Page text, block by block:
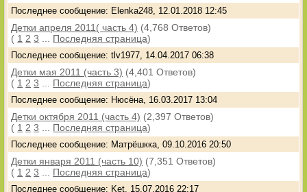
Последнее сообщение: Elenka248, 12.01.2018 12:45
Детки апреля 2011( часть 4) (4,768 Ответов)
( 1 2 3 Последняя страница)
Последнее сообщение: tlv1977, 14.04.2017 06:38
Детки мая 2011 (часть 3) (4,401 Ответов)
( 1 2 3 Последняя страница)
Последнее сообщение: Нюсёна, 16.03.2017 13:04
Детки октября 2011 (часть 4) (2,397 Ответов)
( 1 2 3 Последняя страница)
Последнее сообщение: Матрёшкка, 09.10.2016 20:50
Детки января 2011 (часть 10) (7,351 Ответов)
( 1 2 3 Последняя страница)
Последнее сообщение: Ket, 15.07.2016 22:17